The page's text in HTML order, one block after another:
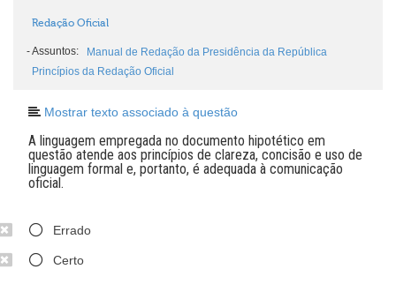
Redação Oficial
-Assuntos:
Manual de Redação da Presidência da República
Princípios da Redação Oficial
Mostrar texto associado à questão
A linguagem empregada no documento hipotético em
questão atende aos princípios de clareza, concisão e uso de
linguagem formal e, portanto, é adequada à comunicação
oficial.
Errado
Certo